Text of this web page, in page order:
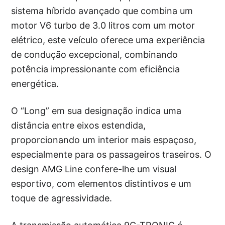
sistema híbrido avançado que combina um
motor V6 turbo de 3.0 litros com um motor
elétrico, este veículo oferece uma experiência
de condução excepcional, combinando
potência impressionante com eficiência
energética.
O “Long” em sua designação indica uma
distância entre eixos estendida,
proporcionando um interior mais espaçoso,
especialmente para os passageiros traseiros. O
design AMG Line confere-lhe um visual
esportivo, com elementos distintivos e um
toque de agressividade.